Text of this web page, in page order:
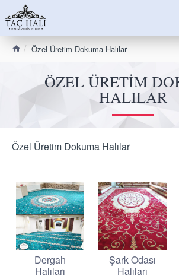
Özel Üretim Dokuma Halılar
ÖZEL ÜRETIM
HALILAR
Özel Üretim Dokuma Halılar
Dergah
Halıları
Şark Odası
Halıları